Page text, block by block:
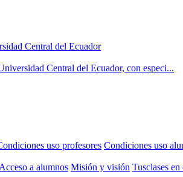
Central del Ecuador
Central del Ecuador, con especi...
uso profesores Condiciones uso
a alumnos Misión y visión Tusclases